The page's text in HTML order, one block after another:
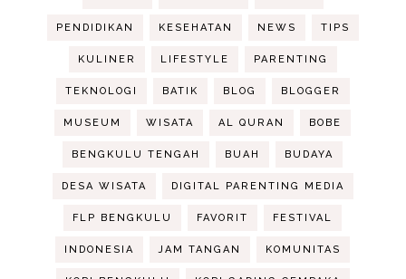
PENDIDIKAN KESEHATAN NEWS TIPS
KULINER LIFESTYLE PARENTING
TEKNOLOGI BATIK BLOG BLOGGER
MUSEUM WISATA AL QURAN BOBE
BENGKULU TENGAH BUAH BUDAYA
DESA WISATA DIGITAL PARENTING MEDIA
FLP BENGKULU FAVORIT FESTIVAL
INDONESIA JAM TANGAN KOMUNITAS